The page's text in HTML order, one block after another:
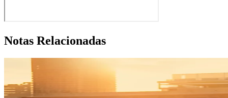
Notas Relacionadas